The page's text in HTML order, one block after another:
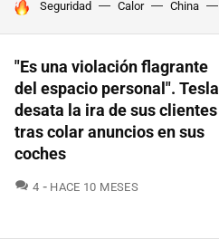
HOY SE HABLA DE
Seguridad Calor China
"Es una violación flagrante
del espacio personal". Tesla
desata la ira de sus clientes
tras colar anuncios en sus
coches
4 COMENTARIOS
HACE 10 MESES